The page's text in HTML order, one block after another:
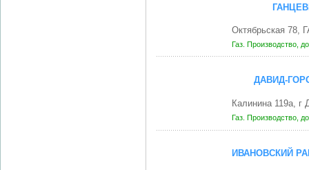
Октябрьская 78,
Газ. Производство,
ДАВИД-
Калинина 119а,
Газ. Производство,
ИВАНОВСКИЙ